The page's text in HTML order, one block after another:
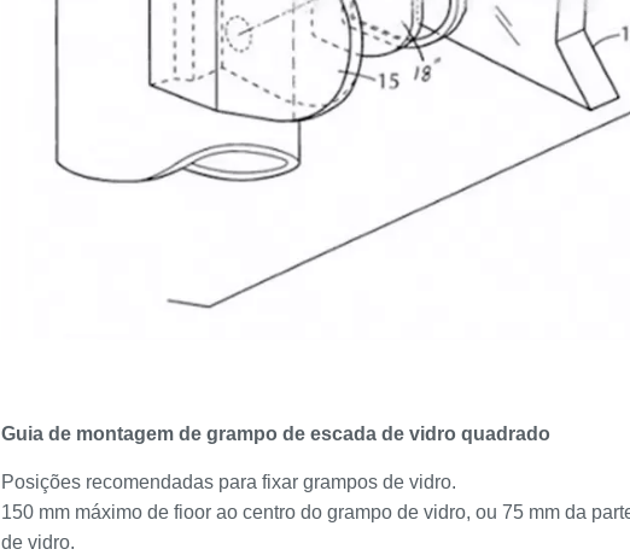
Guia de montagem de grampo de escada de vidro quadrado
Posições recomendadas para fixar grampos de vidro.
150 mm máximo de fioor ao centro do grampo de vidro, ou 75 mm da
de vidro.